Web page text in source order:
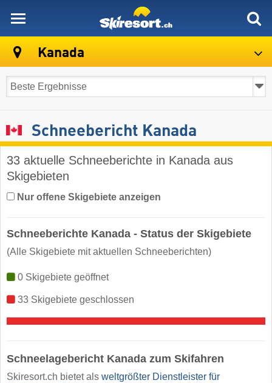
Kanada
Schneebericht Kanada
33 aktuelle Schneeberichte in Kanada aus
Skigebieten
Nur offene Skigebiete anzeigen
Schneeberichte Kanada - Status der Skigebiete
(Alle Skigebiete mit aktuellen Schneeberichten)
0 Skigebiete geöffnet
33 Skigebiete geschlossen
Schneelagebericht Kanada zum Skifahren
Skiresort.ch bietet als weltgrößter Dienstleister für